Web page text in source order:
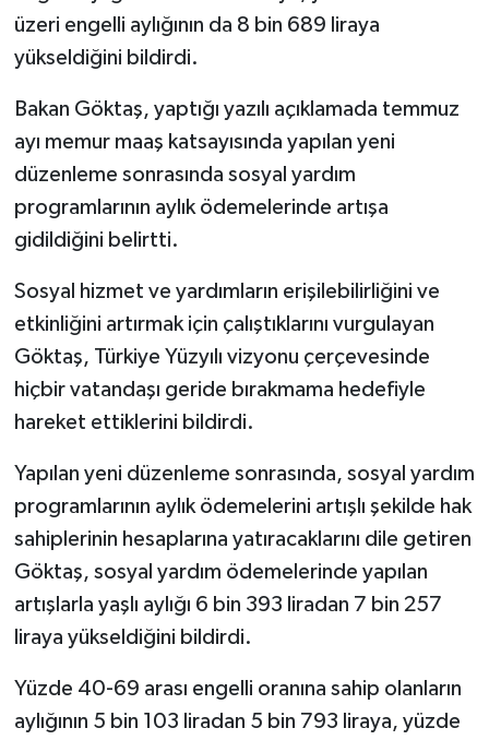
üzeri engelli aylığının da 8 bin 689 liraya
yükseldiğini bildirdi.
Bakan Göktaş, yaptığı yazılı açıklamada temmuz
ayı memur maaş katsayısında yapılan yeni
düzenleme sonrasında sosyal yardım
programlarının aylık ödemelerinde artışa
gidildiğini belirtti.
Sosyal hizmet ve yardımların erişilebilirliğini ve
etkinliğini artırmak için çalıştıklarını vurgulayan
Göktaş, Türkiye Yüzyılı vizyonu çerçevesinde
hiçbir vatandaşı geride bırakmama hedefiyle
hareket ettiklerini bildirdi.
Yapılan yeni düzenleme sonrasında, sosyal yardım
programlarının aylık ödemelerini artışlı şekilde hak
sahiplerinin hesaplarına yatıracaklarını dile getiren
Göktaş, sosyal yardım ödemelerinde yapılan
artışlarla yaşlı aylığı 6 bin 393 liradan 7 bin 257
liraya yükseldiğini bildirdi.
Yüzde 40-69 arası engelli oranına sahip olanların
aylığının 5 bin 103 liradan 5 bin 793 liraya, yüzde